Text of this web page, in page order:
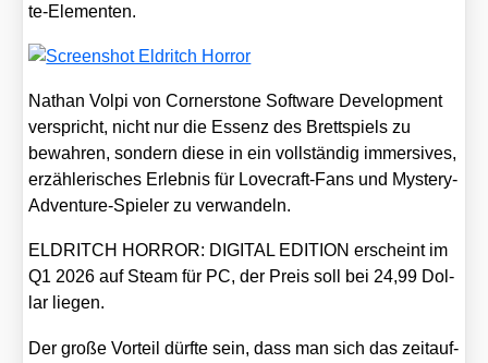
te-Ele­men­ten.
Nathan Vol­pi von Cor­ner­stone Soft­ware Deve­lo­p­ment
ver­spricht, nicht nur die Essenz des Brett­spiels zu
bewah­ren, son­dern die­se in ein voll­stän­dig immersi­ves,
erzäh­le­ri­sches Erleb­nis für Love­craft-Fans und Mys­tery-
Adven­ture-Spie­ler zu ver­wan­deln.
ELDRITCH HORROR: DIGITAL EDITION erscheint im
Q1 2026 auf Steam für PC, der Preis soll bei 24,99 Dol­
lar lie­gen.
Der gro­ße Vor­teil dürf­te sein, dass man sich das zeit­auf­